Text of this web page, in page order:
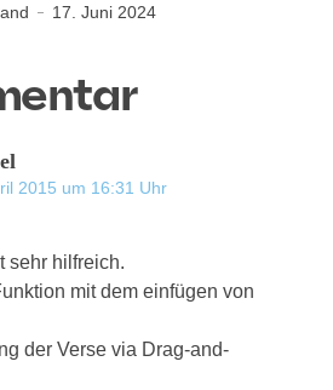
17. Juni 2024
2015 um 16:31 Uhr
sehr hilfreich.
mit dem ein­fü­gen von
der Ver­se via Drag-and-